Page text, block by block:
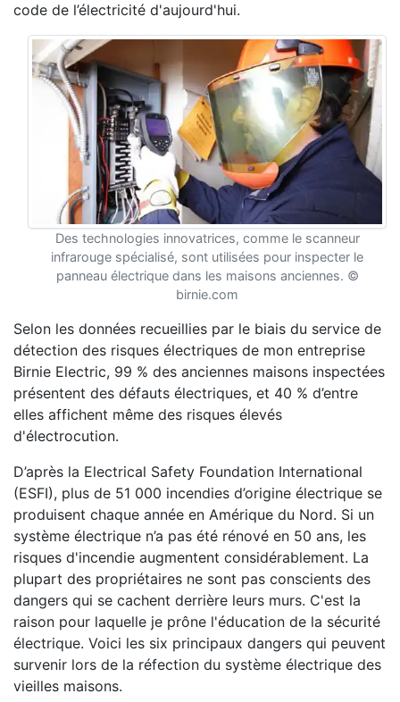
code de l’électricité d'aujourd'hui.
Des technologies innovatrices, comme le scanneur
infrarouge spécialisé, sont utilisées pour inspecter le
panneau électrique dans les maisons anciennes. ©
birnie.com
Selon les données recueillies par le biais du service de
détection des risques électriques de mon entreprise
Birnie Electric, 99 % des anciennes maisons inspectées
présentent des défauts électriques, et 40 % d’entre
elles affichent même des risques élevés
d'électrocution.
D’après la Electrical Safety Foundation International
(ESFI), plus de 51 000 incendies d’origine électrique se
produisent chaque année en Amérique du Nord. Si un
système électrique n’a pas été rénové en 50 ans, les
risques d'incendie augmentent considérablement. La
plupart des propriétaires ne sont pas conscients des
dangers qui se cachent derrière leurs murs. C'est la
raison pour laquelle je prône l'éducation de la sécurité
électrique. Voici les six principaux dangers qui peuvent
survenir lors de la réfection du système électrique des
vieilles maisons.